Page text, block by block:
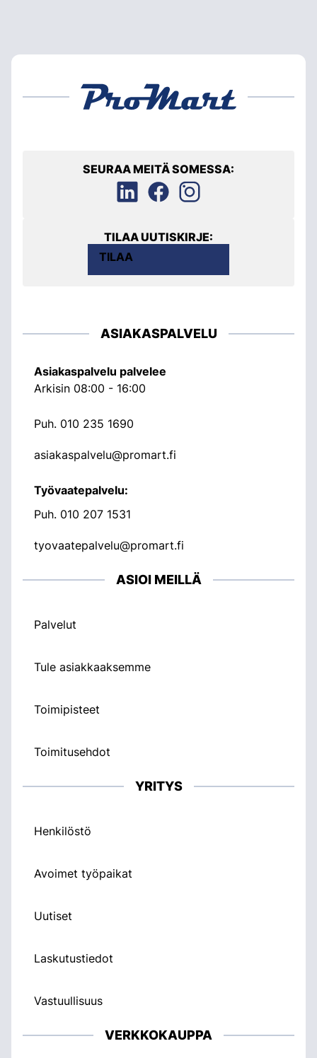
SEURAA MEITÄ SOMESSA:
TILAA UUTISKIRJE:
TILAA
ASIAKASPALVELU
Asiakaspalvelu palvelee
Arkisin 08:00 - 16:00
Puh. 010 235 1690
asiakaspalvelu@promart.fi
Työvaatepalvelu:
Puh. 010 207 1531
tyovaatepalvelu@promart.fi
ASIOI MEILLÄ
Palvelut
Tule asiakkaaksemme
Toimipisteet
Toimitusehdot
YRITYS
Henkilöstö
Avoimet työpaikat
Uutiset
Laskutustiedot
Vastuullisuus
VERKKOKAUPPA